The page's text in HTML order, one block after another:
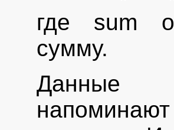
где sum
сумму.
Данные